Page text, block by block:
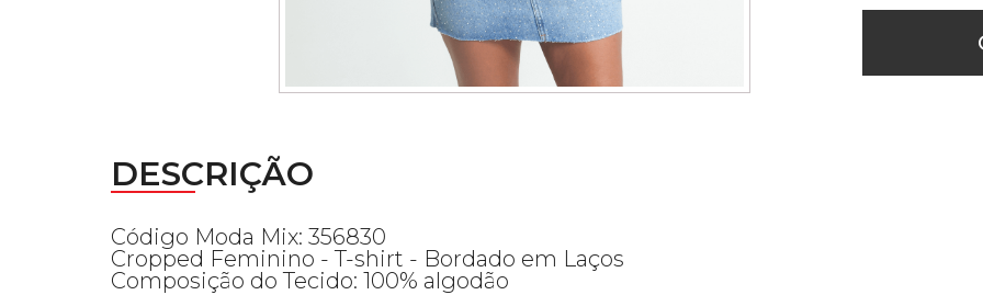
DESCRIÇÃO
Código Moda Mix: 356830
Cropped Feminino - T-shirt - Bordado em Laços
Composição do Tecido: 100% algodão